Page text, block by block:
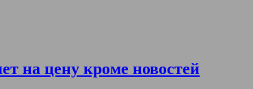
на цену кроме новостей